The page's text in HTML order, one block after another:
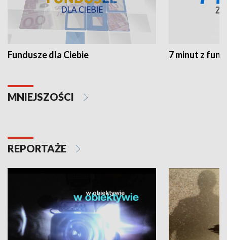
Fundusze dla Ciebie 7 minut z
MNIEJSZOŚCI
REPORTAŻE